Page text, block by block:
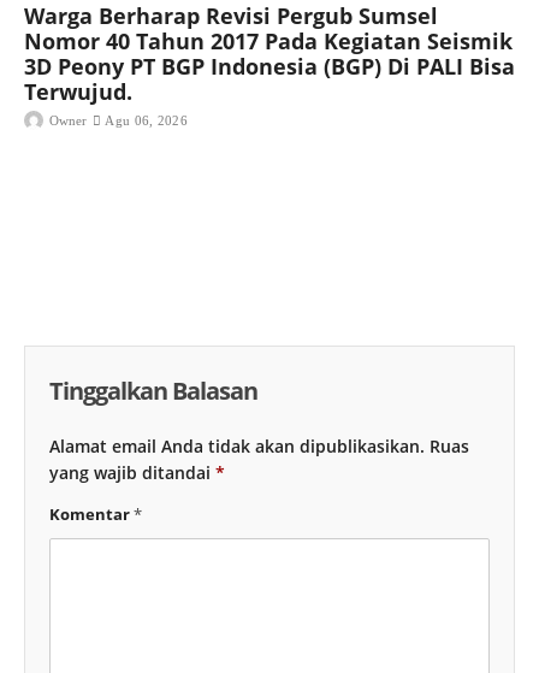
Warga Berharap Revisi Pergub Sumsel
Nomor 40 Tahun 2017 Pada Kegiatan Seismik
3D Peony PT BGP Indonesia (BGP) Di PALI Bisa
Terwujud.
Owner Agu 06, 2026
Tinggalkan Balasan
Alamat email Anda tidak akan dipublikasikan. Ruas
yang wajib ditandai *
Komentar*